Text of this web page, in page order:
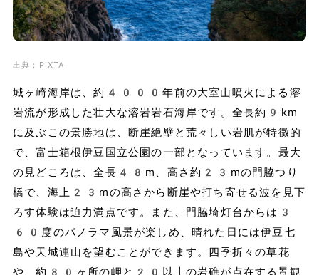
出典；PIXTA
城ヶ崎海岸は、約4000年前の大室山噴火による溶
岩流が形成した壮大な溶岩岩石海岸です。全長約9km
に及ぶこの景勝地は、断崖絶壁と荒々しい岩肌が特徴的
で、富士箱根伊豆国立公園の一部となっています。最大
の見どころは、全長48m、高さ約23mの門脇つり
橋で、海上23mの高さから断崖や打ち寄せる波を見下
ろす体験は迫力満点です。また、門脇埼灯台からは3
60度のパノラマ風景が楽しめ、晴れた日には伊豆七
島や天城連山を望むことができます。四季折々の草花
や、約80ヶ所の岬と20以上の岩礁が点在する景観